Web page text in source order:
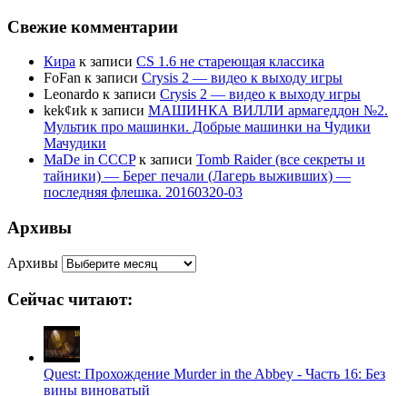
Свежие комментарии
Кира к записи CS 1.6 не стареющая классика
FoFan к записи Crysis 2 — видео к выходу игры
Leonardo к записи Crysis 2 — видео к выходу игры
kek¢иk к записи МАШИНКА ВИЛЛИ армагеддон №2.
Мультик про машинки. Добрые машинки на Чудики
Мачудики
MaDe in CCCPк записи Tomb Raider (все секреты и
тайники) — Берег печали (Лагерь выживших) —
последняя флешка. 20160320-03
Архивы
Архивы
Сейчас читают:
Quest: Прохождение Murder in the Abbey - Часть 16: Без
вины виноватый